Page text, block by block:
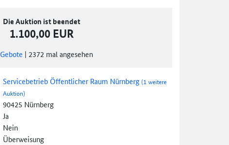
Die Auktion ist beendet
1.100,00 EUR
Gebote | 2372 mal angesehen
Servicebetrieb Öffentlicher Raum Nürnberg (1 weitere
Auktion)
90425 Nürnberg
Ja
Nein
Überweisung